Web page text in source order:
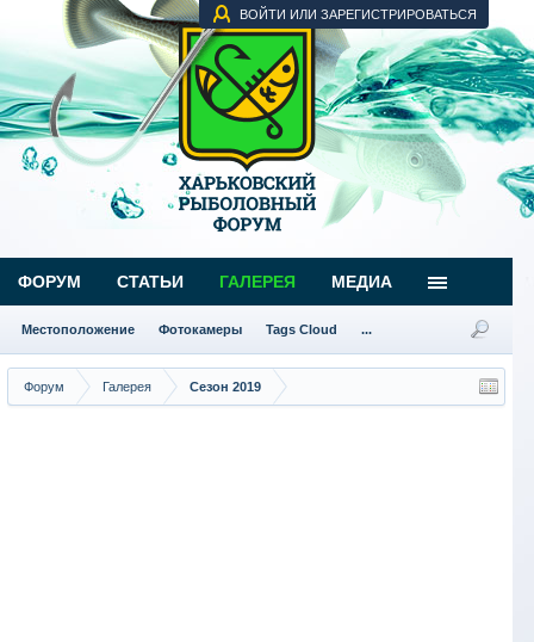
ВОЙТИ ИЛИ ЗАРЕГИСТРИРОВАТЬСЯ
Форум Галерея Сезон 2019
ФОРУМ СТАТЬИ ГАЛЕРЕЯ
Местоположение Фотокамеры Tags Cloud ...
МЕДИА